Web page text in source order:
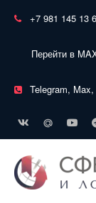
+7 981 145 13
Перейти в
Telegram,